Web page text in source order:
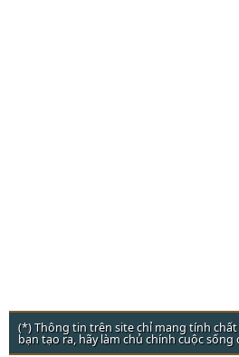
(*) Thông tin trên site chỉ mang tính
bạn tạo ra, hãy làm chủ chính cuộc sống